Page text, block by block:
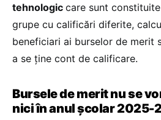
tehnologic care sunt
grupe cu calificări diferite,
beneficiari ai burselor de merit
a se ține cont de calificare.
Bursele de merit nu se
nici în anul școlar 2025-